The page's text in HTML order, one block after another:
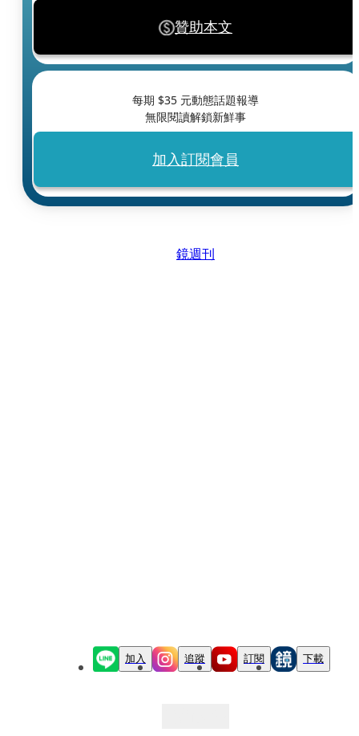
贊助本文
每期 $35 元動態話題報導
無限閱讀解鎖新鮮事
加入訂閱會員
鏡週刊
加入 追蹤 訂閱 下載